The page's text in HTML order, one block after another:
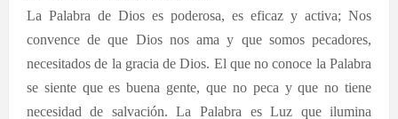
La Palabra de Dios es poderosa, es eficaz y activa; Nos
convence de que Dios nos ama y que somos pecadores,
necesitados de la gracia de Dios. El que no conoce la Palabra
se siente que es buena gente, que no peca y que no tiene
necesidad de salvación. La Palabra es Luz que ilumina